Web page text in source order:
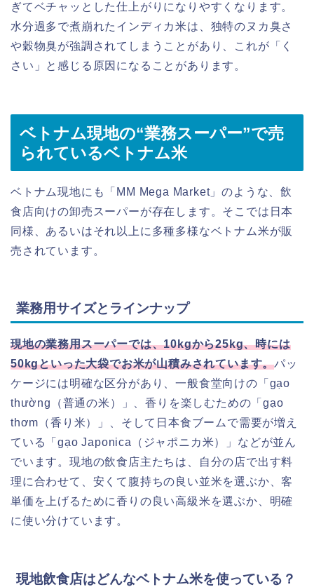
ぎてベチャッとした仕上がりになりやすくなります。
水分過多で煮崩れたインディカ米は、独特のヌカ臭さ
や穀物臭が強調されてしまうことがあり、これが「く
さい」と感じる原因になることがあります。
ベトナム現地の“業務スーパー”で売
られているベトナム米
ベトナム現地にも「MM Mega Market」のような、飲
食店向けの卸売スーパーが存在します。そこでは日本
同様、あるいはそれ以上に多種多様なベトナム米が販
売されています。
業務用サイズとラインナップ
現地の業務用スーパーでは、10kgから25kg、時には
50kgといった大袋でお米が山積みされています。パッ
ケージには明確な区分があり、一般食堂向けの「gạo
thường（普通の米）」、香りを楽しむための「gạo
thơm（香り米）」、そして日本食ブームで需要が増え
ている「gạo Japonica（ジャポニカ米）」などが並ん
でいます。現地の飲食店主たちは、自分の店で出す料
理に合わせて、安くて腹持ちの良い並米を選ぶか、客
単価を上げるために香りの良い高級米を選ぶか、明確
に使い分けています。
現地飲食店はどんなベトナム米を使っている？